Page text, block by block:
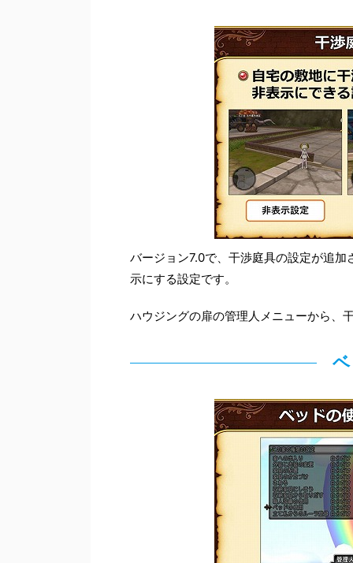
バージョン7.0で、干渉庭具の設定が追
示にする設定です。
ハウジングの扉の管理人メニューから、